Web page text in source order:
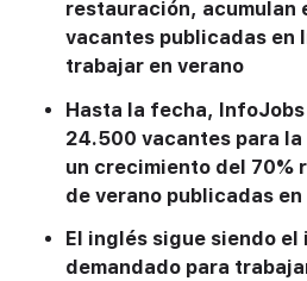
restauración, acumulan
vacantes publicadas en
trabajar en verano
Hasta la fecha,
24.500 vacantes para
un crecimiento del 70%
de verano publicadas en
El inglés sigue siendo el
demandado para